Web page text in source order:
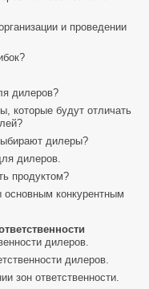
и проведении
дилеров?
которые будут отличать
дилеры?
дилеров.
продуктом?
основным конкурентным
дилеров.
дилеров.
зон ответственности.